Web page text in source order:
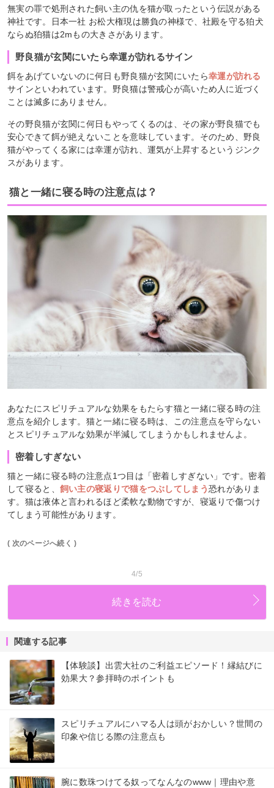
無実の罪で処刑された飼い主の仇を猫が取ったという伝説がある
神社です。日本一社 お松大権現は勝負の神様で、社殿を守る狛犬
ならぬ狛猫は2mもの大きさがあります。
野良猫が玄関にいたら幸運が訪れるサイン
餌をあげていないのに何日も野良猫が玄関にいたら幸運が訪れる
サインといわれています。野良猫は警戒心が高いため人に近づく
ことは滅多にありません。
その野良猫が玄関に何日もやってくるのは、その家が野良猫でも
安心できて餌が絶えないことを意味しています。そのため、野良
猫がやってくる家には幸運が訪れ、運気が上昇するというジンク
スがあります。
猫と一緒に寝る時の注意点は？
あなたにスピリチュアルな効果をもたらす猫と一緒に寝る時の注
意点を紹介します。猫と一緒に寝る時は、この注意点を守らない
とスピリチュアルな効果が半減してしまうかもしれませんよ。
密着しすぎない
猫と一緒に寝る時の注意点1つ目は「密着しすぎない」です。密着
して寝ると、 飼い主の寝返りで猫をつぶしてしまう恐れがありま
す。猫は液体と言われるほど柔軟な動物ですが、寝返りで傷つけ
てしまう可能性があります。
( 次のページへ続く )
4/5
続きを読む
関連する記事
【体験談】出雲大社のご利益エピソード！縁結びに
効果大？参拝時のポイントも
スピリチュアルにハマる人は頭がおかしい？世間の
印象や信じる際の注意点も
腕に数珠つけてる奴ってなんなのwww｜理由や意